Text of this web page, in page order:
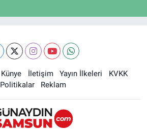
Künye İletişim Yayın İlkeleri
KVKK
Politikalar
Reklam